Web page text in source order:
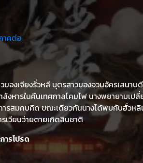
าคต่อ
วของเจียงรั่วหลี บุตรสาวของจวนอัครเสน
งหารในคืนเทศกาลโคมไฟ นางพยายามเป
รสมคบคิด ขณะเดียวกันนางได้พบกับฮั่วหลิ
เวียนว่ายตายเกิดสิบชาติ
ารโปรด